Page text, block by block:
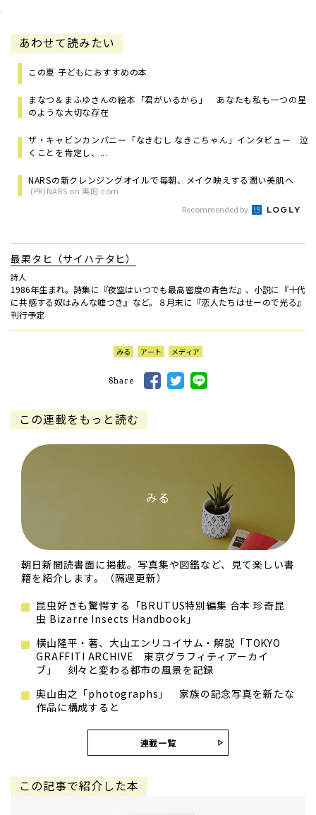
あわせて読みたい
この夏 子どもにおすすめの本
まなつ＆まふゆさんの絵本「君がいるから」 あなたも私も一つの星
のような大切な存在
ザ・キャビンカンパニー「なきむし なきこちゃん」インタビュー 泣
くことを肯定し、...
NARSの新クレンジングオイルで毎朝、メイク映えする潤い美肌へ
(PR)NARS on 美的.com
Recommended by
最果タヒ（サイハテタヒ）
詩人
1986年生まれ。詩集に『夜空はいつでも最高密度の青色だ』、小説に『十代
に共感する奴はみんな嘘つき』など。８月末に『恋人たちはせーので光る』
刊行予定
みる アート メディア
Share
この連載をもっと読む
みる
朝日新聞読書面に掲載。写真集や図鑑など、見て楽しい書
籍を紹介します。（隔週更新）
昆虫好きも驚愕する「BRUTUS特別編集 合本 珍奇昆
虫 Bizarre Insects Handbook」
横山隆平・著、大山エンリコイサム・解説「TOKYO
GRAFFITI ARCHIVE 東京グラフィティアーカイ
ブ」 刻々と変わる都市の風景を記録
奥山由之「photographs」 家族の記念写真を新たな
作品に構成すると
連載一覧
この記事で紹介した本